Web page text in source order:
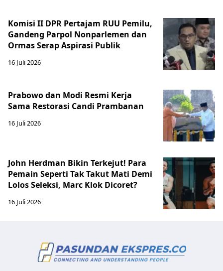
Komisi II DPR Pertajam RUU Pemilu,
Gandeng Parpol Nonparlemen dan
Ormas Serap Aspirasi Publik
16 Juli 2026
Prabowo dan Modi Resmi Kerja
Sama Restorasi Candi Prambanan
16 Juli 2026
John Herdman Bikin Terkejut! Para
Pemain Seperti Tak Takut Mati Demi
Lolos Seleksi, Marc Klok Dicoret?
16 Juli 2026